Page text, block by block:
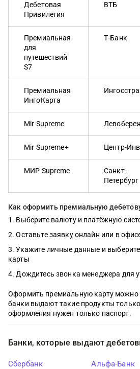
Дебетовая
Привилегия
ВТБ
Премиальная
для
путешествий
S7
Т-Банк
Премиальная
ИнгоКарта
Mir Supreme
Mir Supreme+ Центр-
МИР Supreme
Санкт-
Петербург
Как оформить премиальную
Выберите валюту и платёжную
Оставьте заявку онлайн или в
Укажите личные данные и
карты
Дождитесь звонка менеджера для
Оформить премиальную карту можно
банки выдают такие продукты
оформления нужен только паспорт.
Банки, которые выдают
Сбербанк
Альфа-Банк